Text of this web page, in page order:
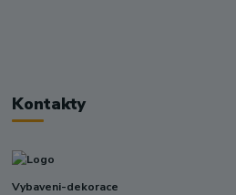
Kontakty
Vybaveni-dekorace